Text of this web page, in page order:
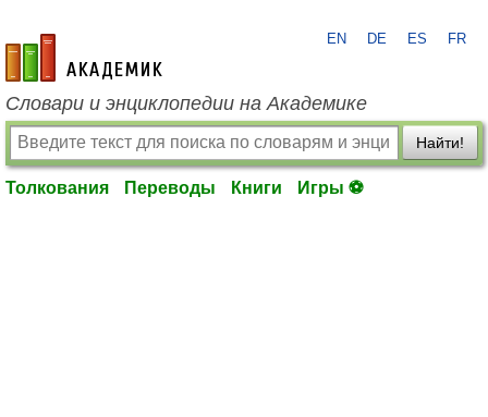
academic.ru
EN DE ES FR
Словари и энциклопедии на Академике
Найти!
Толкования Переводы Книги Игры ⚽